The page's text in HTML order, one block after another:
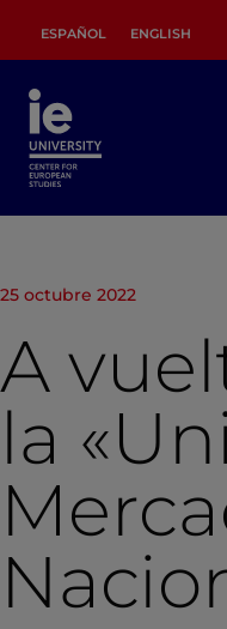
ESPAÑOL ENGLISH
25 octubre 2022
A
la